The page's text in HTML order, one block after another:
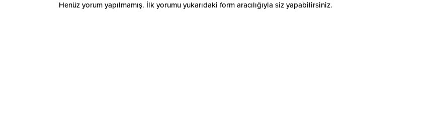
Henüz yorum yapılmamış. İlk yorumu yukarıdaki form aracılığıyla siz yapabilirsiniz.